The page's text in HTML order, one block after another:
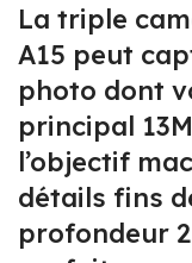
La triple
A15 peut
photo dont
principal
l’objectif
détails fins
profondeur